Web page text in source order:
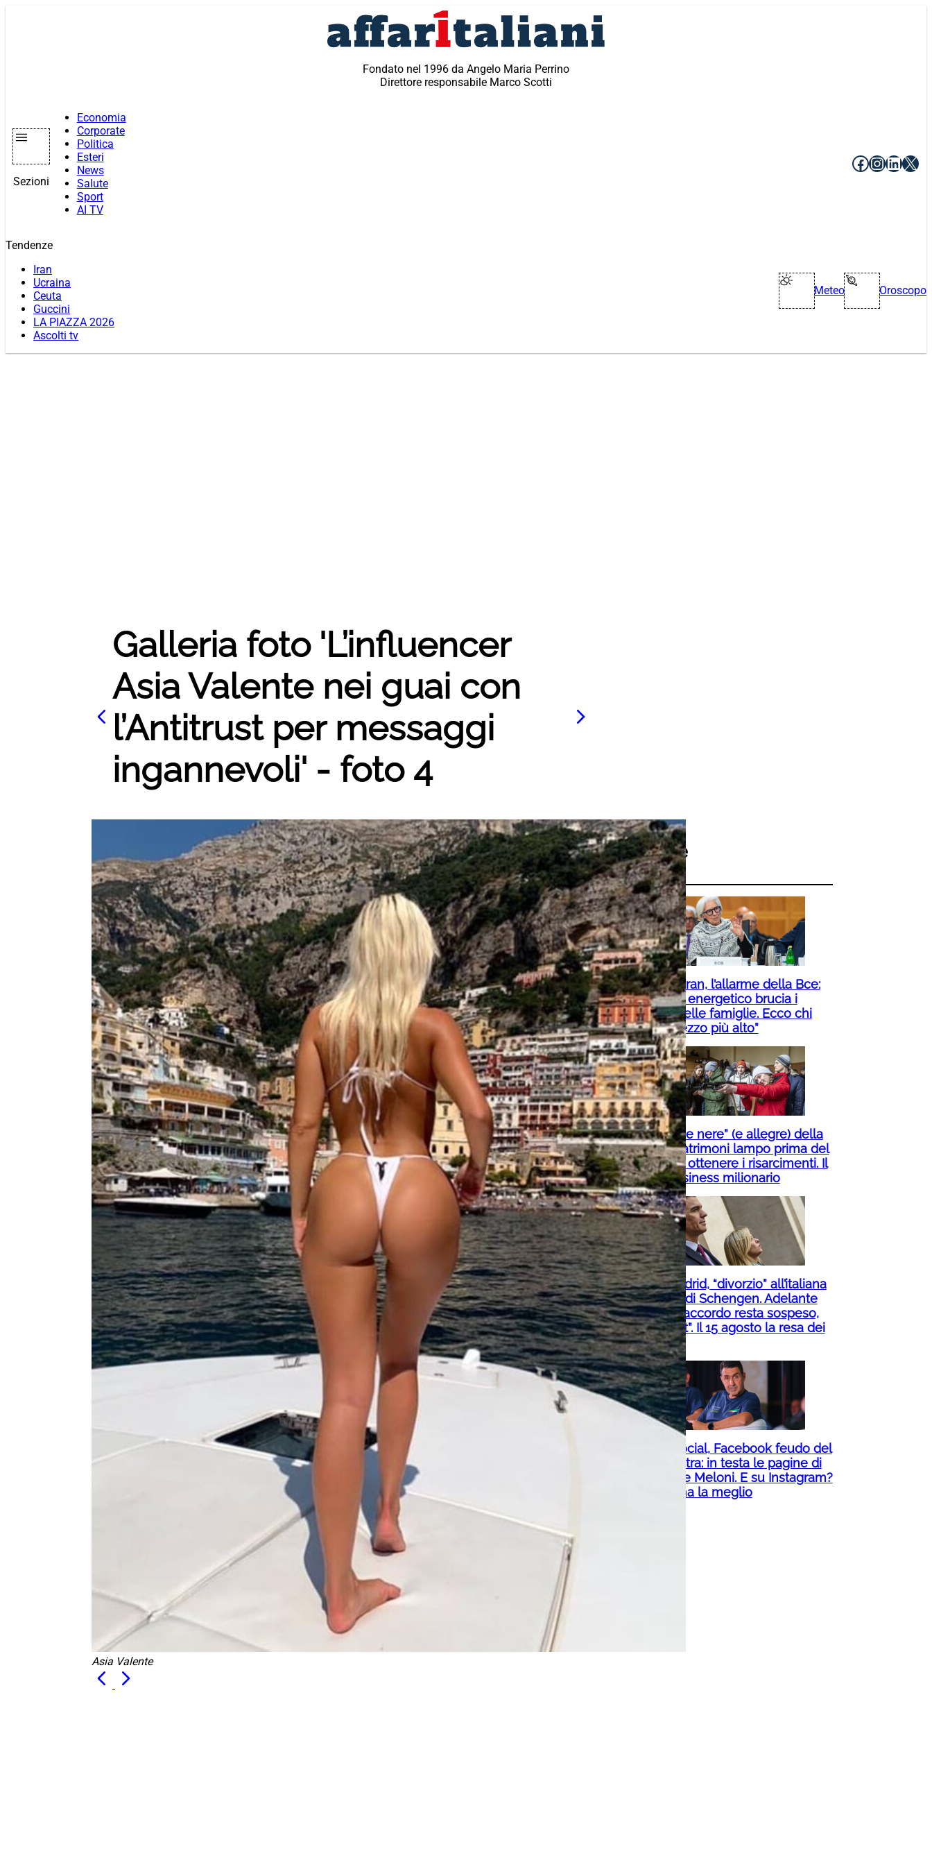
Fondato nel 1996 da Angelo Maria Perrino
Direttore responsabile Marco Scotti
Sezioni
Economia
Corporate
Politica
Esteri
News
Salute
Sport
AI TV
Facebook
X
Tendenze
Iran
Ucraina
Ceuta
Guccini
LA PIAZZA 2026
Ascolti tv
Meteo Oroscopo
Galleria foto 'L’influencer
Asia Valente nei guai con
l’Antitrust per messaggi
ingannevoli' - foto 4
Asia Valente
Leggi anche
Guerra in Iran, l’allarme della Bce:
“Lo shock energetico brucia i
risparmi delle famiglie. Ecco chi
paga il prezzo più alto”
Le “vedove nere” (e allegre) della
Russia: matrimoni lampo prima del
fronte per ottenere i risarcimenti. Il
nuovo business milionario
Roma-Madrid, “divorzio” all’italiana
per colpa di Schengen. Adelante
Meloni: “L’accordo resta sospeso,
no a diktat”. Il 15 agosto la resa dei
conti
Partiti e social, Facebook feudo del
centrodestra: in testa le pagine di
Vannacci e Meloni. E su Instagram?
Ecco chi ha la meglio